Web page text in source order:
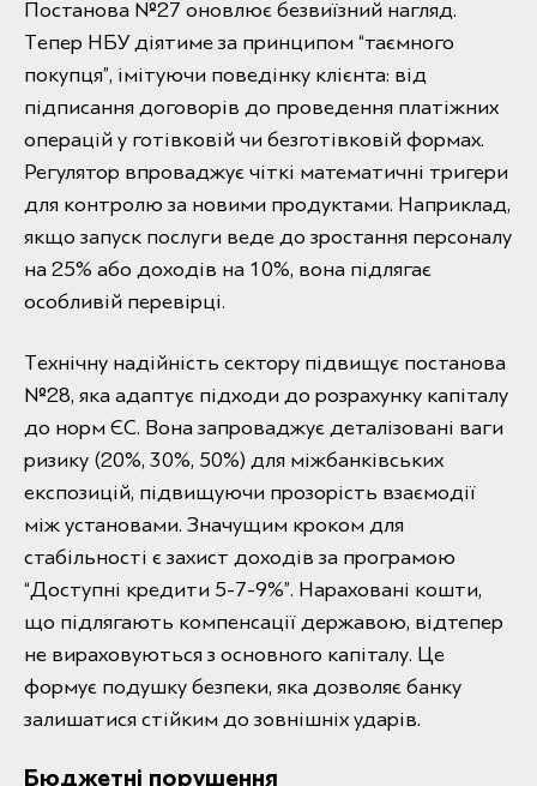
Постанова №27 оновлює безвиїзний нагляд.
Тепер НБУ діятиме за принципом “таємного
покупця”, імітуючи поведінку клієнта: від
підписання договорів до проведення платіжних
операцій у готівковій чи безготівковій формах.
Регулятор впроваджує чіткі математичні тригери
для контролю за новими продуктами. Наприклад,
якщо запуск послуги веде до зростання персоналу
на 25% або доходів на 10%, вона підлягає
особливій перевірці.
Технічну надійність сектору підвищує постанова
№28, яка адаптує підходи до розрахунку капіталу
до норм ЄС. Вона запроваджує деталізовані ваги
ризику (20%, 30%, 50%) для міжбанківських
експозицій, підвищуючи прозорість взаємодії
між установами. Значущим кроком для
стабільності є захист доходів за програмою
“Доступні кредити 5-7-9%”. Нараховані кошти,
що підлягають компенсації державою, відтепер
не вираховуються з основного капіталу. Це
формує подушку безпеки, яка дозволяє банку
залишатися стійким до зовнішніх ударів.
Бюджетні порушення